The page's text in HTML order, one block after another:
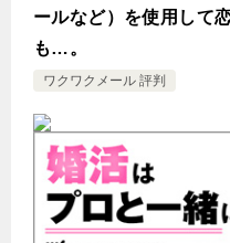
ールなど）を使用して
も…。
ワクワクメール 評判